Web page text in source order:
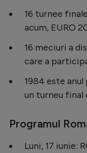
16 turnee
acum, EURO
16 meciuri a
care a
1984 este
un turneu final
Programul
Luni, 17 iunie: